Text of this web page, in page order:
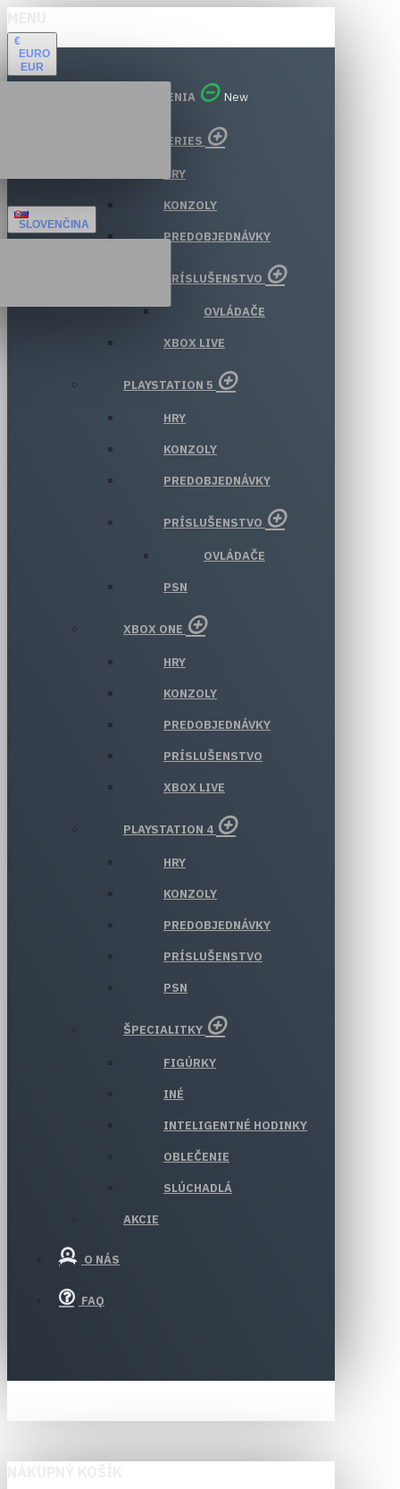
€
EURO
EUR
SLOVENČINA
VŠETKY ODDELENIA New
XBOX SERIES
HRY
KONZOLY
PREDOBJEDNÁVKY
PRÍSLUŠENSTVO
OVLÁDAČE
XBOX LIVE
PLAYSTATION 5
HRY
KONZOLY
PREDOBJEDNÁVKY
PRÍSLUŠENSTVO
OVLÁDAČE
PSN
XBOX ONE
HRY
KONZOLY
PREDOBJEDNÁVKY
PRÍSLUŠENSTVO
XBOX LIVE
PLAYSTATION 4
HRY
KONZOLY
PREDOBJEDNÁVKY
PRÍSLUŠENSTVO
PSN
ŠPECIALITKY
FIGÚRKY
INÉ
INTELIGENTNÉ HODINKY
OBLEČENIE
SLÚCHADLÁ
AKCIE
O NÁS
FAQ